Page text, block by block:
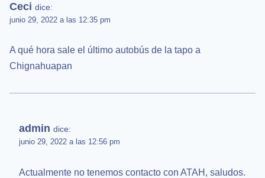
Ceci dice:
junio 29, 2022 a las 12:35 pm
A qué hora sale el último autobús de la tapo a
Chignahuapan
admin dice:
junio 29, 2022 a las 12:56 pm
Actualmente no tenemos contacto con ATAH, saludos.